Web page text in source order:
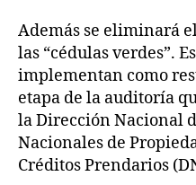
Además se eliminará
las “cédulas verdes”.
implementan como
etapa de la auditoría
la Dirección Nacional
Nacionales de
Créditos Prendarios